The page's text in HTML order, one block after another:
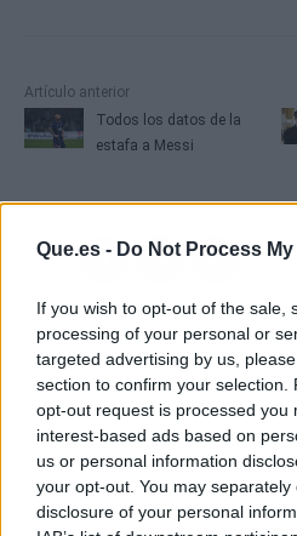
Que.es - Do Not Process
If you wish to opt-out of the sale,
processing of your personal or
targeted advertising by us,
section to confirm your selection.
opt-out request is processed you
interest-based ads based on
us or personal information
your opt-out. You may
disclosure of your personal
Artículo anterior
Todos los datos de la
estafa a Messi